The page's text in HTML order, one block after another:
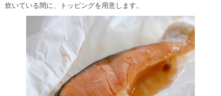
炊いている間に、トッピングを用意します。